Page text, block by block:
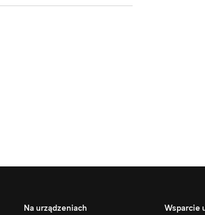
Na urządzeniach
Wsparcie